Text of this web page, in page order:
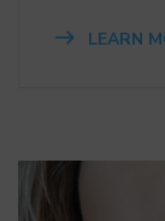
LEARN